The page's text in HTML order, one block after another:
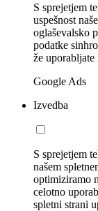
S sprejetjem
uspešnost
oglaševalsko
podatke
že
Google Ads
Izvedba
S sprejetjem
našem
optimiziramo
celotno
spletni strani